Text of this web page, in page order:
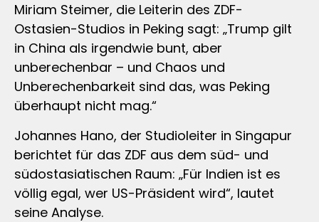
Miriam Steimer, die Leiterin des ZDF-
Ostasien-Studios in Peking sagt: „Trump gilt
in China als irgendwie bunt, aber
unberechenbar – und Chaos und
Unberechenbarkeit sind das, was Peking
überhaupt nicht mag.“
Johannes Hano, der Studioleiter in Singapur
berichtet für das ZDF aus dem süd- und
südostasiatischen Raum: „Für Indien ist es
völlig egal, wer US-Präsident wird“, lautet
seine Analyse.